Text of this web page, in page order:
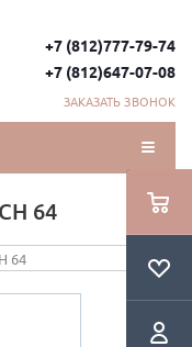
+7 (812)777-79-74
+7 (812)647-07-08
ЗАКАЗАТЬ ЗВОНОК
64